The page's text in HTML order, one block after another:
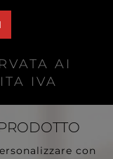
AI
IVA
con